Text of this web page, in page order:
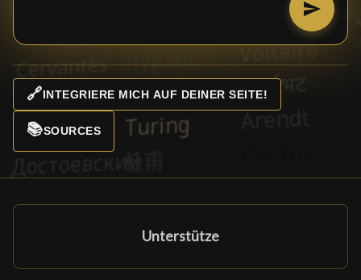
🔗INTEGRIERE MICH AUF DEINER SEITE!
📚SOURCES
Unterstütze